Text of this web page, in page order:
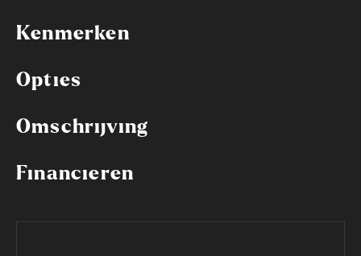
Kenmerken
Opties
Omschrijving
Financieren